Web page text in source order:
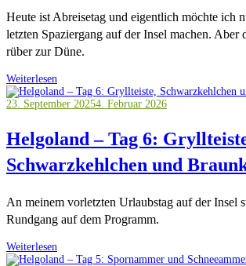
Heute ist Abreisetag und eigentlich möchte ich
letzten Spaziergang auf der Insel machen. Aber
rüber zur Düne.
Weiterlesen
23. September 20254. Februar 2026
Helgoland – Tag 6:
Schwarzkehlchen und
An meinem vorletzten Urlaubstag auf der Insel
Rundgang auf dem Programm.
Weiterlesen